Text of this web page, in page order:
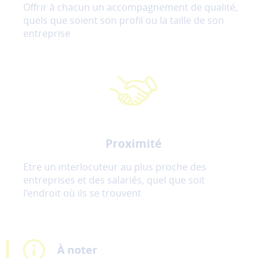
Offrir à chacun un accompagnement de qualité,
quels que soient son profil ou la taille de son
entreprise
Proximité
Etre un interlocuteur au plus proche des
entreprises et des salariés, quel que soit
l'endroit où ils se trouvent
À noter